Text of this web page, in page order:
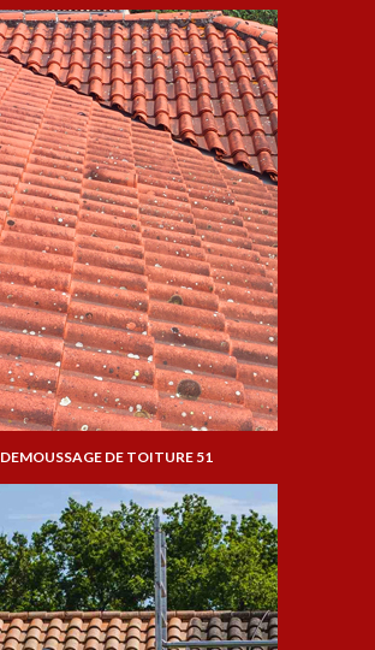
DEMOUSSAGE DE TOITURE 51